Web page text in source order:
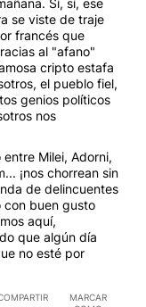
Sí, sí, ese
se viste de traje
francés que
al "afano"
cripto estafa
el pueblo fiel,
genios políticos
nos
Milei, Adorni,
¡nos chorrean sin
de delincuentes
con buen gusto
aquí,
que algún día
no esté por
MARCAR